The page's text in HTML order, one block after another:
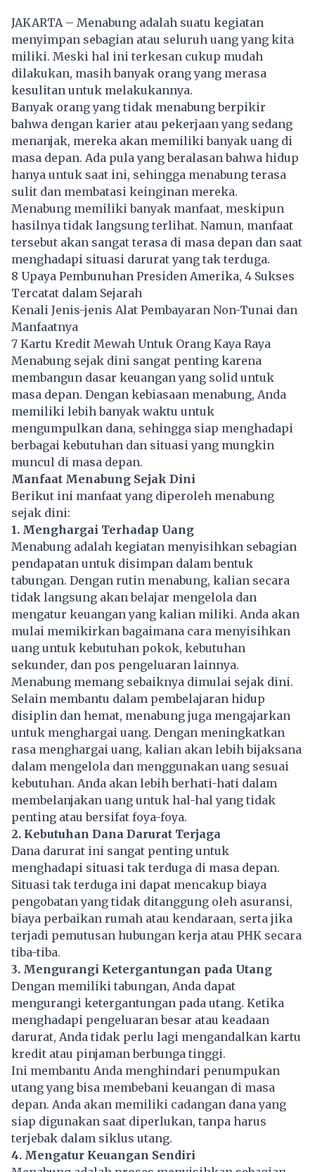
JAKARTA – Menabung adalah suatu kegiatan
menyimpan sebagian atau seluruh uang yang kita
miliki. Meski hal ini terkesan cukup mudah
dilakukan, masih banyak orang yang merasa
kesulitan untuk melakukannya.
Banyak orang yang tidak menabung berpikir
bahwa dengan karier atau pekerjaan yang sedang
menanjak, mereka akan memiliki banyak uang di
masa depan. Ada pula yang beralasan bahwa hidup
hanya untuk saat ini, sehingga menabung terasa
sulit dan membatasi keinginan mereka.
Menabung memiliki banyak manfaat, meskipun
hasilnya tidak langsung terlihat. Namun, manfaat
tersebut akan sangat terasa di masa depan dan saat
menghadapi situasi darurat yang tak terduga.
8 Upaya Pembunuhan Presiden Amerika, 4 Sukses
Tercatat dalam Sejarah
Kenali Jenis-jenis Alat Pembayaran Non-Tunai dan
Manfaatnya
7 Kartu Kredit Mewah Untuk Orang Kaya Raya
Menabung sejak dini sangat penting karena
membangun dasar keuangan yang solid untuk
masa depan. Dengan kebiasaan menabung, Anda
memiliki lebih banyak waktu untuk
mengumpulkan dana, sehingga siap menghadapi
berbagai kebutuhan dan situasi yang mungkin
muncul di masa depan.
Manfaat Menabung Sejak Dini
Berikut ini manfaat yang diperoleh menabung
sejak dini:
1. Menghargai Terhadap Uang
Menabung adalah kegiatan menyisihkan sebagian
pendapatan untuk disimpan dalam bentuk
tabungan. Dengan rutin menabung, kalian secara
tidak langsung akan belajar mengelola dan
mengatur keuangan yang kalian miliki. Anda akan
mulai memikirkan bagaimana cara menyisihkan
uang untuk kebutuhan pokok, kebutuhan
sekunder, dan pos pengeluaran lainnya.
Menabung memang sebaiknya dimulai sejak dini.
Selain membantu dalam pembelajaran hidup
disiplin dan hemat, menabung juga mengajarkan
untuk menghargai uang. Dengan meningkatkan
rasa menghargai uang, kalian akan lebih bijaksana
dalam mengelola dan menggunakan uang sesuai
kebutuhan. Anda akan lebih berhati-hati dalam
membelanjakan uang untuk hal-hal yang tidak
penting atau bersifat foya-foya.
2. Kebutuhan Dana Darurat Terjaga
Dana darurat ini sangat penting untuk
menghadapi situasi tak terduga di masa depan.
Situasi tak terduga ini dapat mencakup biaya
pengobatan yang tidak ditanggung oleh asuransi,
biaya perbaikan rumah atau kendaraan, serta jika
terjadi pemutusan hubungan kerja atau PHK secara
tiba-tiba.
3. Mengurangi Ketergantungan pada Utang
Dengan memiliki tabungan, Anda dapat
mengurangi ketergantungan pada utang. Ketika
menghadapi pengeluaran besar atau keadaan
darurat, Anda tidak perlu lagi mengandalkan kartu
kredit atau pinjaman berbunga tinggi.
Ini membantu Anda menghindari penumpukan
utang yang bisa membebani keuangan di masa
depan. Anda akan memiliki cadangan dana yang
siap digunakan saat diperlukan, tanpa harus
terjebak dalam siklus utang.
4. Mengatur Keuangan Sendiri